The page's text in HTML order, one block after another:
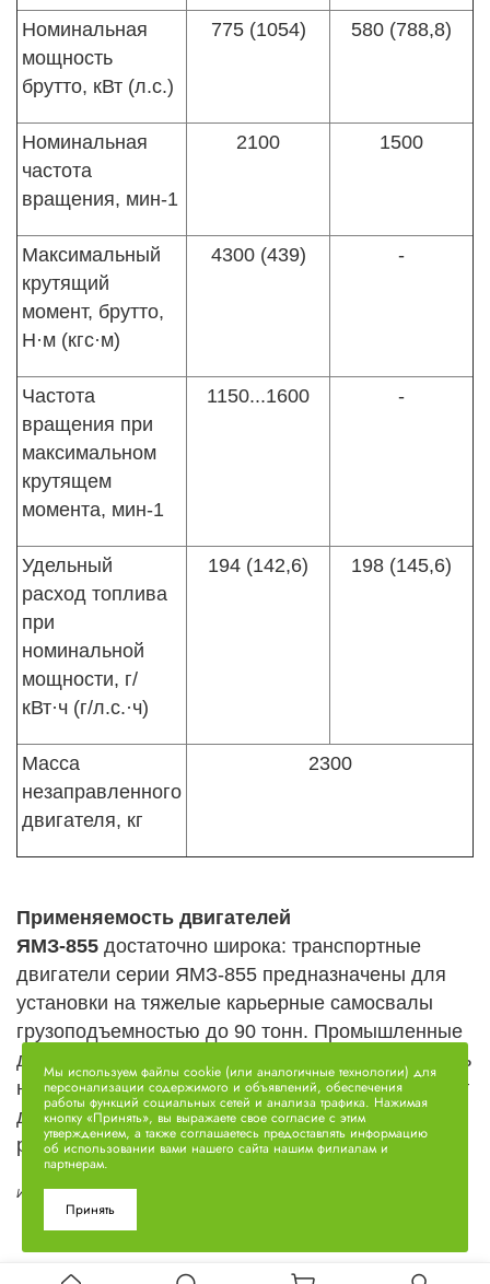
Номинальная
мощность
брутто, кВт (л.с.)
775 (1054) 580 (788,8)
Номинальная
частота
вращения, мин-1
2100 1500
Максимальный
крутящий
момент, брутто,
Н·м (кгс·м)
4300 (439) -
Частота
вращения при
максимальном
крутящем
момента, мин-1
1150...1600 -
Удельный
расход топлива
при
номинальной
мощности, г/
кВт·ч (г/л.с.·ч)
194 (142,6) 198 (145,6)
Масса
незаправленного
двигателя, кг
2300
Применяемость двигателей
ЯМЗ-855 достаточно широка: транспортные
двигатели серии ЯМЗ-855 предназначены для
установки на тяжелые карьерные самосвалы
грузоподъемностью до 90 тонн. Промышленные
двигатели ЯМЗ-8553 планируется устанавливать
на дизельные генераторы мощностью до 500 кВт
для использования в качестве основных или
резервных источников электропитания.
Источник - https://www.dd76.ru/blog
Мы используем файлы cookie (или аналогичные технологии) для
персонализации содержимого и объявлений, обеспечения
работы функций социальных сетей и анализа трафика. Нажимая
кнопку «Принять», вы выражаете свое согласие с этим
утверждением, а также соглашаетесь предоставлять информацию
об использовании вами нашего сайта нашим филиалам и
партнерам.
Принять